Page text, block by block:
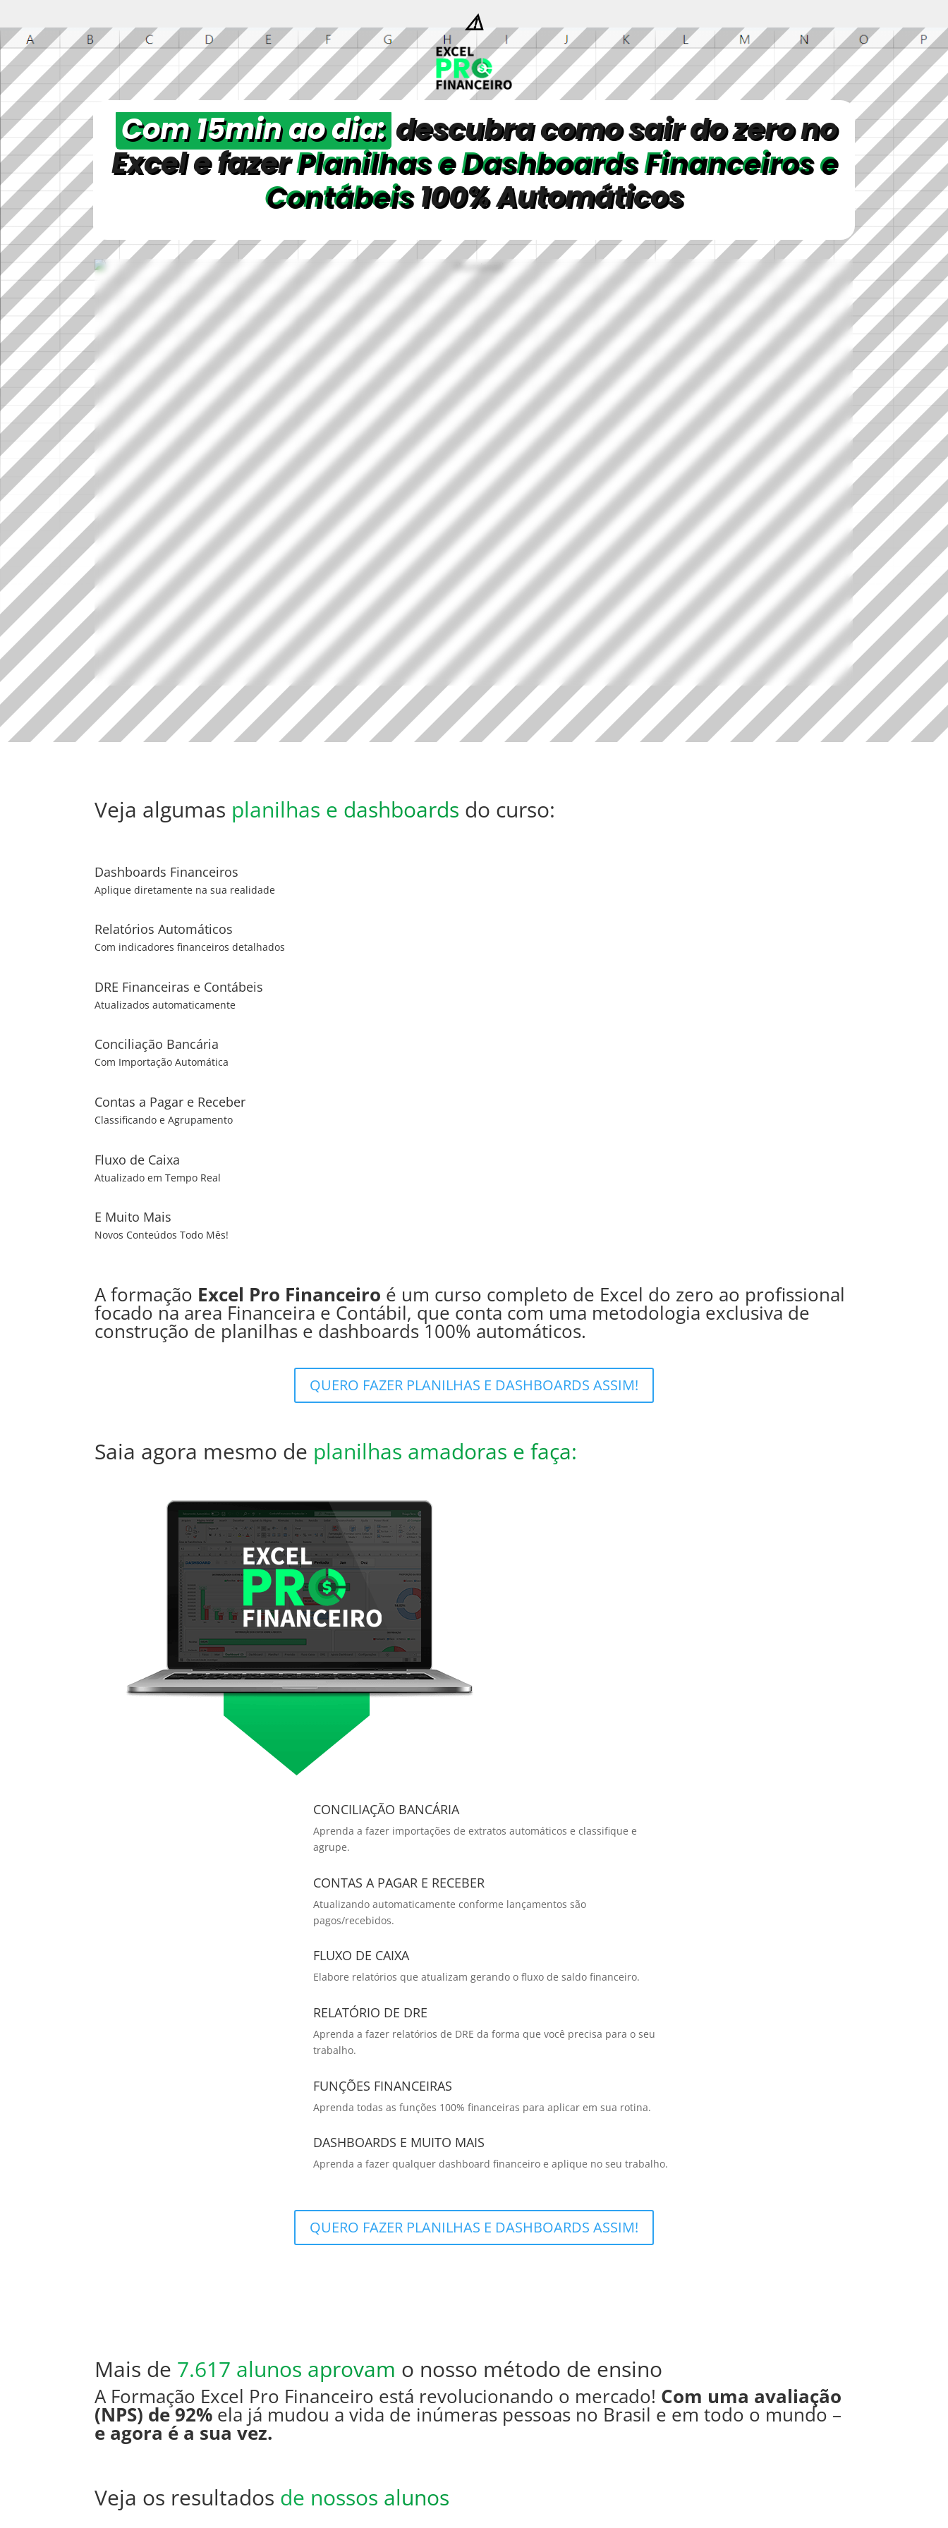
⚠️
Com 15min ao dia: descubra como sair do zero no
Excel e fazerPlanilhas e Dashboards Financeiros e
Contábeis100% Automáticos
Veja algumas planilhas e dashboards do curso:
Dashboards Financeiros
Aplique diretamente na sua realidade
Relatórios Automáticos
Com indicadores financeiros detalhados
DRE Financeiras e Contábeis
Atualizados automaticamente
Conciliação Bancária
Com Importação Automática
Contas a Pagar e Receber
Classificando e Agrupamento
Fluxo de Caixa
Atualizado em Tempo Real
E Muito Mais
Novos Conteúdos Todo Mês!
A formação Excel Pro Financeiro é um curso completo de Excel do zero ao profissional
focado na area Financeira e Contábil, que conta com uma metodologia exclusiva de
construção de planilhas e dashboards 100% automáticos.
QUERO FAZER PLANILHAS E DASHBOARDS ASSIM!
Saia agora mesmo de planilhas amadoras e faça:
CONCILIAÇÃO BANCÁRIA
Aprenda a fazer importações de extratos automáticos e classifique e
agrupe.
CONTAS A PAGAR E RECEBER
Atualizando automaticamente conforme lançamentos são
pagos/recebidos.
FLUXO DE CAIXA
Elabore relatórios que atualizam gerando o fluxo de saldo financeiro.
RELATÓRIO DE DRE
Aprenda a fazer relatórios de DRE da forma que você precisa para o seu
trabalho.
FUNÇÕES FINANCEIRAS
Aprenda todas as funções 100% financeiras para aplicar em sua rotina.
DASHBOARDS E MUITO MAIS
Aprenda a fazer qualquer dashboard financeiro e aplique no seu trabalho.
QUERO FAZER PLANILHAS E DASHBOARDS ASSIM!
Mais de 7.617 alunos aprovam o nosso método de ensino
A Formação Excel Pro Financeiro está revolucionando o mercado! Com uma avaliação
(NPS) de 92% ela já mudou a vida de inúmeras pessoas no Brasil e em todo o mundo –
e agora é a sua vez.
Veja os resultados de nossos alunos